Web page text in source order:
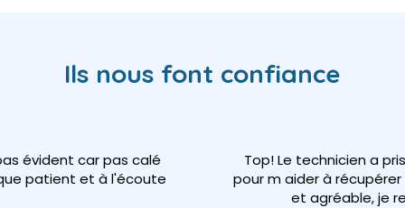
Ils nous font confiance
patient et à l'écoute
Top! Le technicien a pris tout le temps
pour m aider à récupérer mon compte,
et agréable, je recommande à 100%